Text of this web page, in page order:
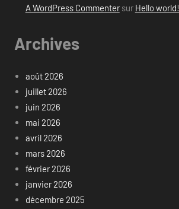
A WordPress Commentersur Hello world!
Archives
août 2026
juillet 2026
juin 2026
mai 2026
avril 2026
mars 2026
février 2026
janvier 2026
décembre 2025